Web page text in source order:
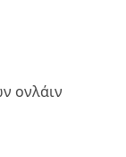
ονλάιν